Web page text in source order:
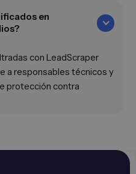
en
con LeadScraper
a responsables técnicos y
protección contra